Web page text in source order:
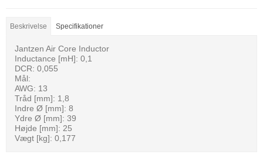
Beskrivelse Specifikationer
Jantzen Air Core Inductor
Inductance [mH]: 0,1
DCR: 0,055
Mål:
AWG: 13
Tråd [mm]: 1,8
Indre Ø [mm]: 8
Ydre Ø [mm]: 39
Højde [mm]: 25
Vægt [kg]: 0,177